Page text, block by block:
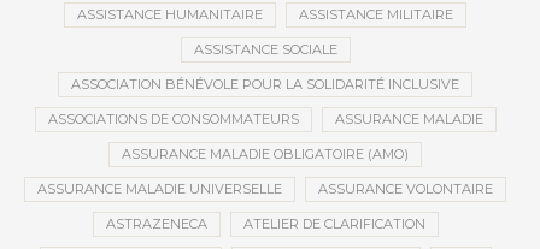
ASSISTANCE HUMANITAIRE ASSISTANCE MILITAIRE
ASSISTANCE SOCIALE
ASSOCIATION BÉNÉVOLE POUR LA SOLIDARITÉ INCLUSIVE
ASSOCIATIONS DE CONSOMMATEURS ASSURANCE MALADIE
ASSURANCE MALADIE OBLIGATOIRE (AMO)
ASSURANCE MALADIE UNIVERSELLE ASSURANCE VOLONTAIRE
ASTRAZENECA ATELIER DE CLARIFICATION